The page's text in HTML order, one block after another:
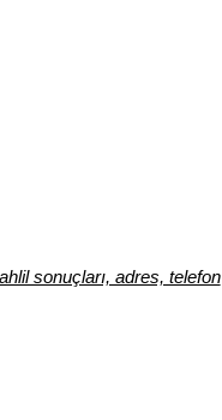
sonuçları, adres, telefon